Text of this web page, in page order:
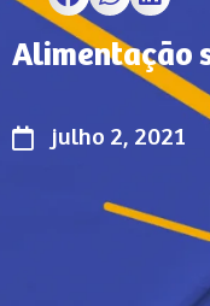
Alimentação
julho 2, 2021